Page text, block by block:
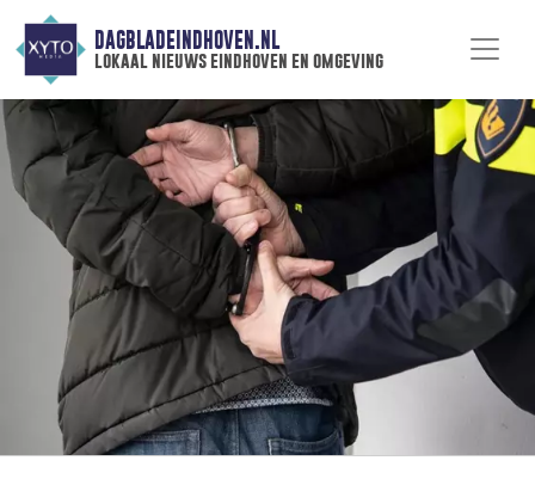
DAGBLADEINDHOVEN.NL
lokaal nieuws eindhoven en omgeving